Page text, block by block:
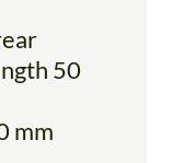
50
mm